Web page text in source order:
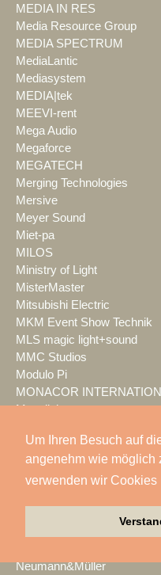
Um Ihren Besuch auf
angenehm wie möglich
verwenden wir Cookies
MEDIA IN RES
Media Resource Group
MEDIA SPECTRUM
MediaLantic
Mediasystem
MEDIA|tek
MEEVI-rent
Mega Audio
Megaforce
MEGATECH
Merging Technologies
Mersive
Meyer Sound
Miet-pa
MILOS
Ministry of Light
MisterMaster
Mitsubishi Electric
MKM Event Show Technik
MLS magic light+sound
MMC Studios
Modulo Pi
MONACOR
Moonlight
Movecat
msm studio group
Müller BBM
Neumann&Müller